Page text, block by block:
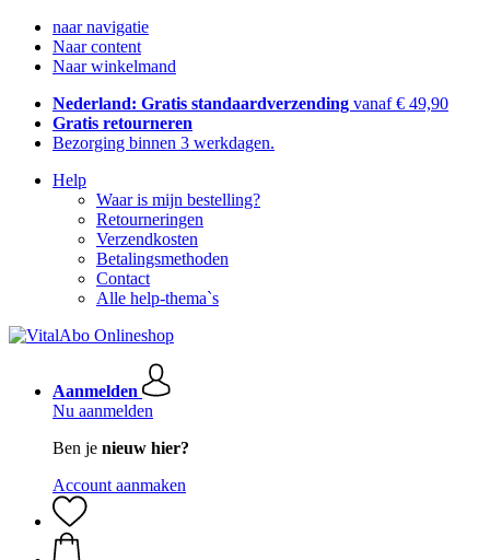
naar navigatie
Naar content
Naar winkelmand
Nederland: Gratis standaardverzending vanaf € 49,90
Gratis retourneren
Bezorging binnen 3 werkdagen.
Help
Waar is mijn bestelling?
Retourneringen
Verzendkosten
Betalingsmethoden
Contact
Alle help-thema`s
Aanmelden
Nu aanmelden
Ben je nieuw hier?
Account aanmaken